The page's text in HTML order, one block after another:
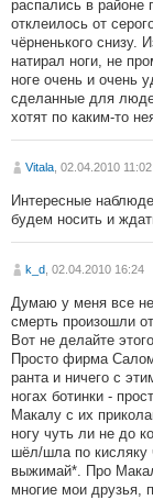
распались в районе
отклеилось от
чёрненького снизу.
натирал ноги, не
ноге очень и очень
сделанные для
хотят по каким-то
Vitala , 02.04.2010 11:02
Интересные
будем носить и
k_d , 02.04.2010 16:24
Думаю у меня все
смерть произошли
Вот не делайте
Просто фирма
ранта и ничего с
ногах ботинки -
Макалу с их
ногу чуть ли не до
шёл/шла по кисляку
выжимай*. Про
многие мои друзья,